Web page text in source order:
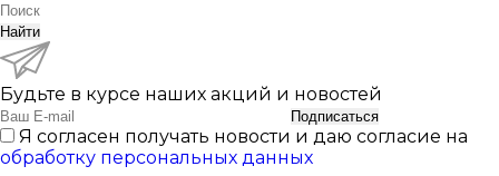
Найти
Будьте в курсе наших акций и новостей
Подписаться
Я согласен получать новости и даю согласие на
обработку персональных данных